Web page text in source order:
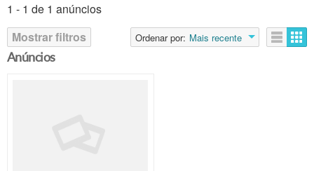
1 - 1 de 1 anúncios
Mostrar filtros
Ordenar por: Mais recente
Anúncios